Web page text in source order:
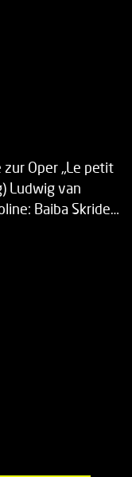
Oper „Le petit
Ludwig van
Baiba Skride…